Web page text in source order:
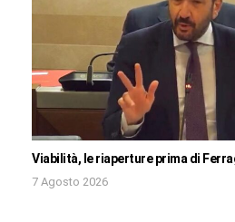
Viabilità, le riaperture prima di
7 Agosto 2026